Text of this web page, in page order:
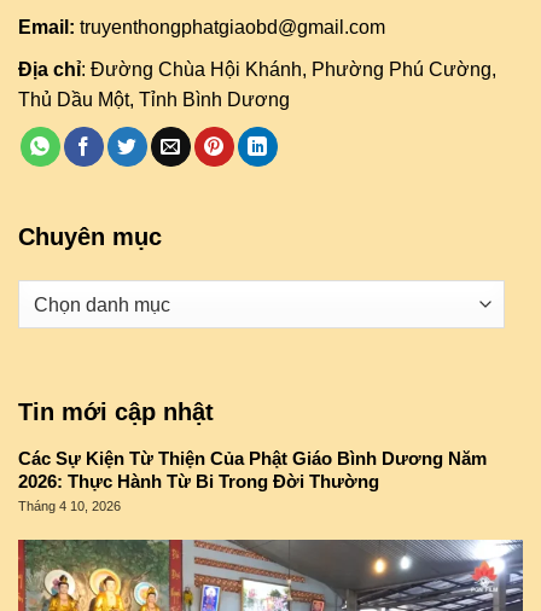
Email: truyenthongphatgiaobd@gmail.com
Địa chỉ: Đường Chùa Hội Khánh, Phường Phú Cường,
Thủ Dầu Một, Tỉnh Bình Dương
Chuyên mục
Tin mới cập nhật
Các Sự Kiện Từ Thiện Của Phật Giáo Bình Dương Năm
2026: Thực Hành Từ Bi Trong Đời Thường
Tháng 4 10, 2026